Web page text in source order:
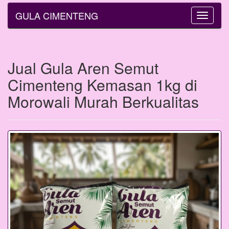
Toggle
GULA CIMENTENG
Jual Gula Aren Semut
Cimenteng Kemasan 1kg di
Morowali Murah Berkualitas